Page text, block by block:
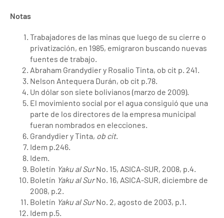
Notas
Trabajadores de las minas que luego de su cierre o
privatización, en 1985, emigraron buscando nuevas
fuentes de trabajo.
Abraham Grandydier y Rosalio Tinta, ob cit p. 241.
Nelson Antequera Durán, ob cit p.78.
Un dólar son siete bolivianos (marzo de 2009).
El movimiento social por el agua consiguió que una
parte de los directores de la empresa municipal
fueran nombrados en elecciones.
Grandydier y Tinta, ob cit.
Idem p.246.
Idem.
Boletín Yaku al SurNo. 15, ASICA-SUR, 2008, p.4.
Boletín Yaku al SurNo. 16, ASICA-SUR, diciembre de
2008, p.2.
Boletín Yaku al SurNo. 2, agosto de 2003, p.1.
Idem p.5.